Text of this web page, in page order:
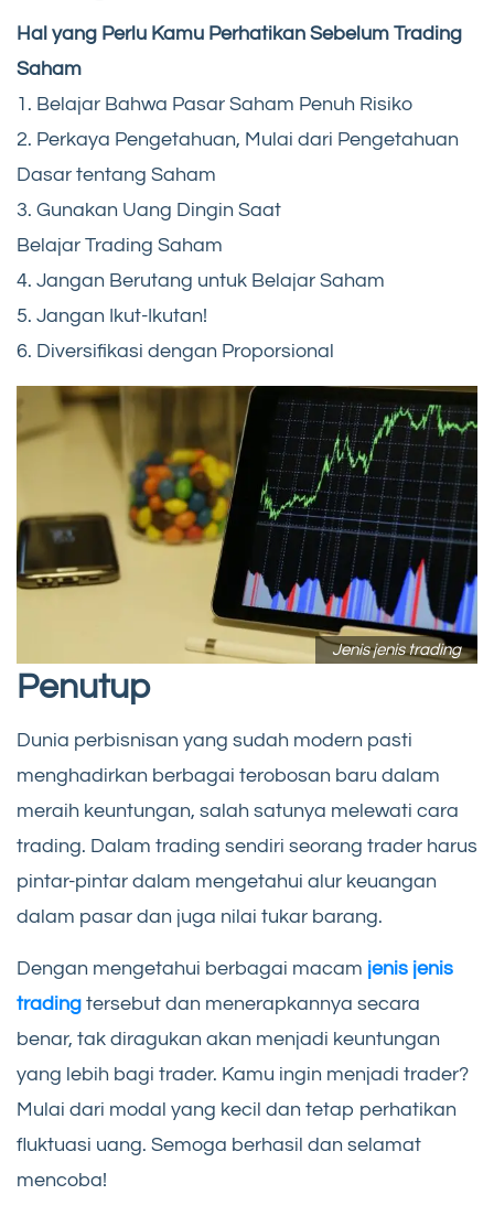
Hal yang Perlu Kamu Perhatikan Sebelum Trading
Saham
1. Belajar Bahwa Pasar Saham Penuh Risiko
2. Perkaya Pengetahuan, Mulai dari Pengetahuan
Dasar tentang Saham
3. Gunakan Uang Dingin Saat
Belajar Trading Saham
4. Jangan Berutang untuk Belajar Saham
5. Jangan Ikut-Ikutan!
6. Diversifikasi dengan Proporsional
Jenis jenis trading
Penutup
Dunia perbisnisan yang sudah modern pasti
menghadirkan berbagai terobosan baru dalam
meraih keuntungan, salah satunya melewati cara
trading. Dalam trading sendiri seorang trader harus
pintar-pintar dalam mengetahui alur keuangan
dalam pasar dan juga nilai tukar barang.
Dengan mengetahui berbagai macam jenis jenis
trading tersebut dan menerapkannya secara
benar, tak diragukan akan menjadi keuntungan
yang lebih bagi trader. Kamu ingin menjadi trader?
Mulai dari modal yang kecil dan tetap perhatikan
fluktuasi uang. Semoga berhasil dan selamat
mencoba!